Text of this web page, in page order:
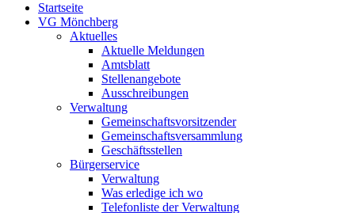
Startseite
VG Mönchberg
Aktuelles
Aktuelle Meldungen
Amtsblatt
Stellenangebote
Ausschreibungen
Verwaltung
Gemeinschaftsvorsitzender
Gemeinschaftsversammlung
Geschäftsstellen
Bürgerservice
Verwaltung
Was erledige ich wo
Telefonliste der Verwaltung